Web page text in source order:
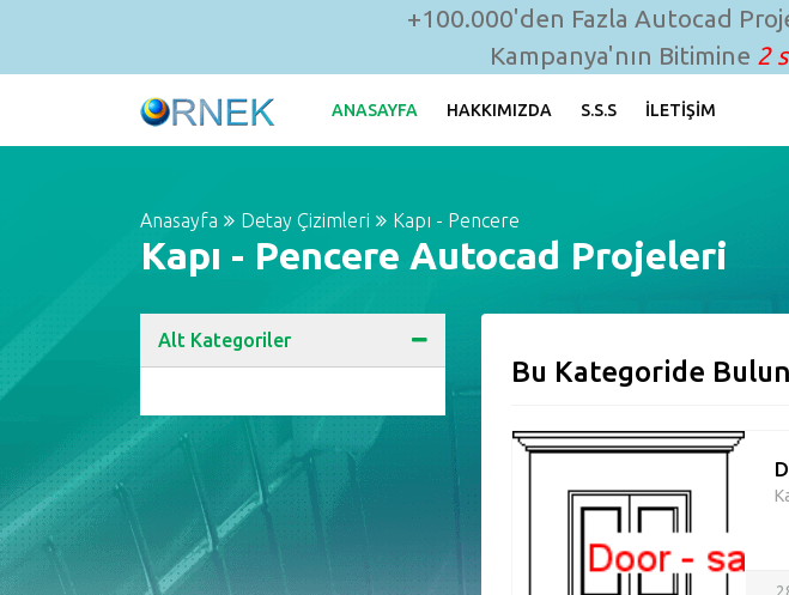
+100.000'den Fazla Autocad
Kampanya'nın Bitimine 2
ANASAYFA HAKKIMIZDA S.S.S İLETIŞIM
Anasayfa Detay Çizimleri Kapı - Pencere
Kapı - Pencere Autocad Projeleri
Alt Kategoriler
Bu Kategoride